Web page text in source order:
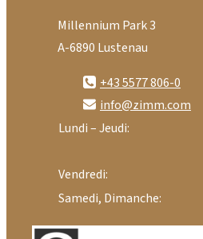
Millennium Park 3
A-6890 Lustenau
+43 5577 806-0
info@zimm.com
Lundi – Jeudi:
Vendredi:
Samedi, Dimanche: